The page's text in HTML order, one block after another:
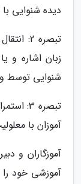
دیده شنوایی
تبصره
زبان اشاره و
شنوایی توسط
تبصره
آموزان با
آموزگاران و
آموزشی خود